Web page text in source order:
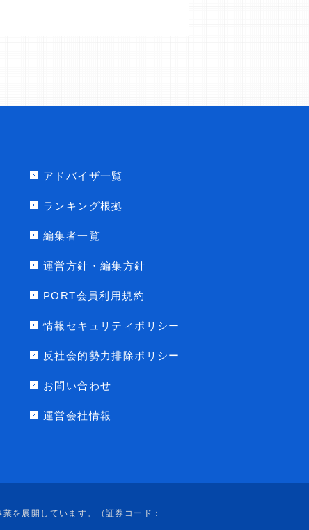
アドバイザ一覧
ランキング根拠
編集者一覧
運営方針・編集方針
PORT会員利用規約
情報セキュリティポリシー
反社会的勢力排除ポリシー
お問い合わせ
運営会社情報